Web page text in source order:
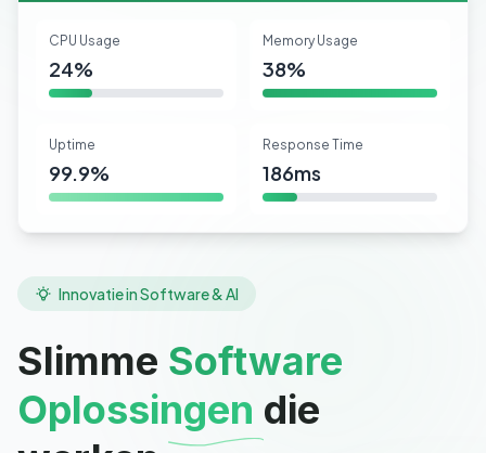
Innovatie in Software & AI
Slimme Software
Oplossingen die
CPU Usage
24%
Memory Usage
38%
Uptime
99.9%
Response Time
186ms